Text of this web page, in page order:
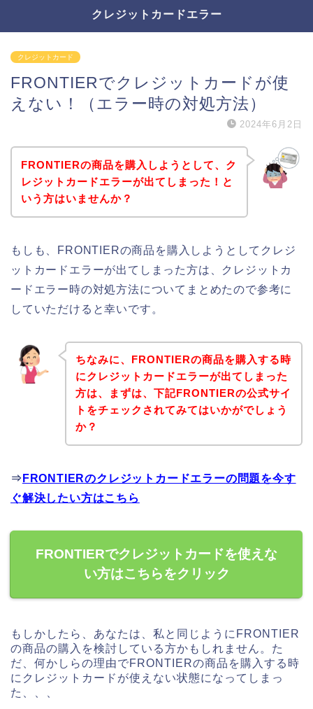
クレジットカードエラー
クレジットカード
FRONTIERでクレジットカードが使
えない！（エラー時の対処方法）
2024年6月2日
FRONTIERの商品を購入しようとして、ク
レジットカードエラーが出てしまった！と
いう方はいませんか？
もしも、FRONTIERの商品を購入しようとしてクレジ
ットカードエラーが出てしまった方は、クレジットカ
ードエラー時の対処方法についてまとめたので参考に
していただけると幸いです。
ちなみに、FRONTIERの商品を購入する時
にクレジットカードエラーが出てしまった
方は、まずは、下記FRONTIERの公式サイ
トをチェックされてみてはいかがでしょう
か？
⇒ FRONTIERのクレジットカードエラーの問題を今す
ぐ解決したい方はこちら
FRONTIERでクレジットカードを使えな
い方はこちらをクリック
もしかしたら、あなたは、私と同じようにFRONTIER
の商品の購入を検討している方かもしれません。た
だ、何かしらの理由でFRONTIERの商品を購入する時
にクレジットカードが使えない状態になってしまっ
た、、、